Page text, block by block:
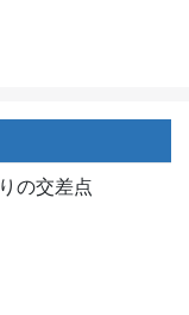
の交差点